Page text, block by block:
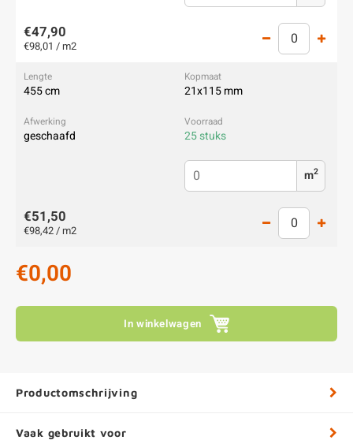
€47,90
€98,01 / m2
455 cm 21x115 mm
geschaafd 25 stuks
m2
€51,50
€98,42 / m2
€0,00
In winkelwagen
Productomschrijving
Vaak gebruikt voor